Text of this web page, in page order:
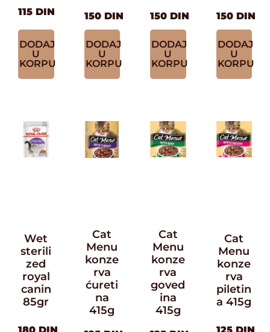
115 DIN
DODAJ
U
KORPU
150 DIN
DODAJ
U
KORPU
150 DIN
DODAJ
U
KORPU
150 DIN
DODAJ
U
KORPU
Wet
sterili
zed
royal
canin
85gr
Cat
Menu
konze
rva
ćureti
na
415g
Cat
Menu
konze
rva
goved
ina
415g
Cat
Menu
konze
rva
piletin
a 415g